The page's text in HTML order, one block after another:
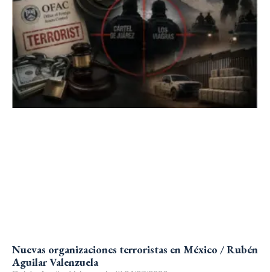
Nuevas organizaciones terroristas en México / Rubén
Aguilar Valenzuela